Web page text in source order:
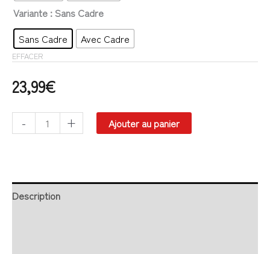
Variante : Sans Cadre
Sans Cadre
Avec Cadre
EFFACER
23,99€
- + Ajouter au panier
Description